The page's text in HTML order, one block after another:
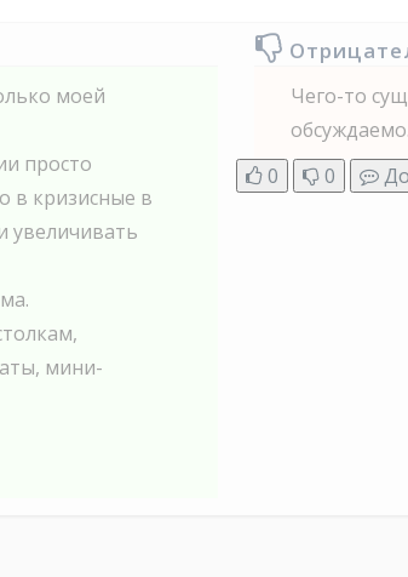
моей
просто
в кризисные в
увеличивать
мини-
Чего-то
обсуждаемо.
0
0